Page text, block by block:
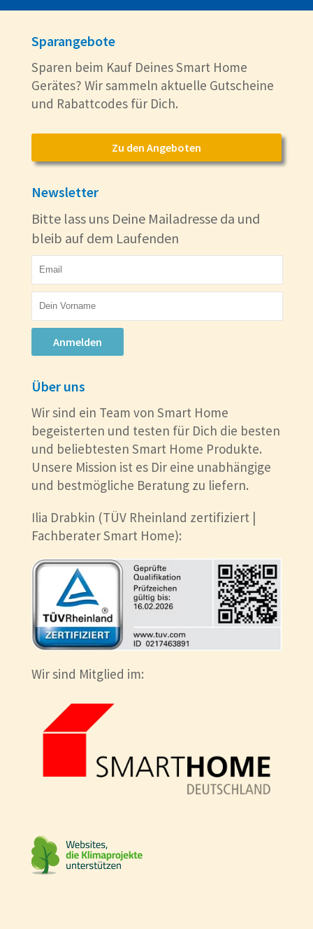
Sparangebote
Sparen beim Kauf Deines Smart Home
Gerätes? Wir sammeln aktuelle Gutscheine
und Rabattcodes für Dich.
Zu den Angeboten
Newsletter
Bitte lass uns Deine Mailadresse da und
bleib auf dem Laufenden
Anmelden
Über uns
Wir sind ein Team von Smart Home
begeisterten und testen für Dich die besten
und beliebtesten Smart Home Produkte.
Unsere Mission ist es Dir eine unabhängige
und bestmögliche Beratung zu liefern.
Ilia Drabkin (TÜV Rheinland zertifiziert |
Fachberater Smart Home):
Wir sind Mitglied im: